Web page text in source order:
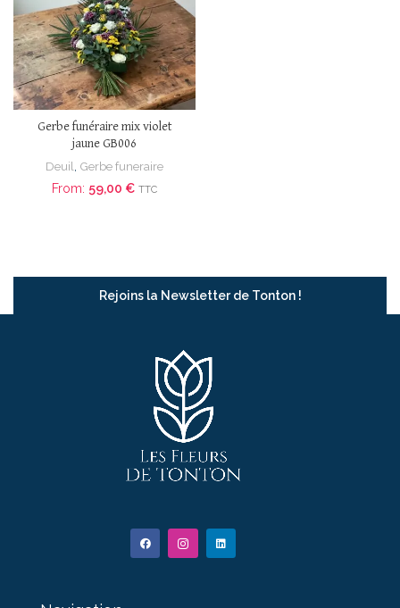
Gerbe funéraire mix violet
jaune GB006
Deuil, Gerbe funeraire
From: 59,00 € TTC
Rejoins la Newsletter de Tonton !